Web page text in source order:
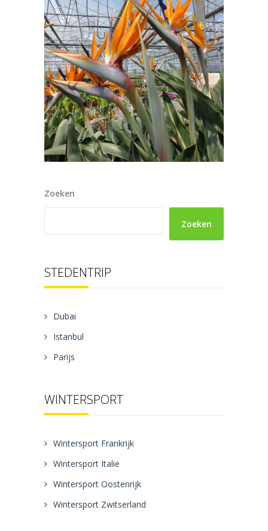
Zoeken
Zoeken
STEDENTRIP
Dubai
Istanbul
Parijs
WINTERSPORT
Wintersport Frankrijk
Wintersport Italie
Wintersport Oostenrijk
Wintersport Zwitserland